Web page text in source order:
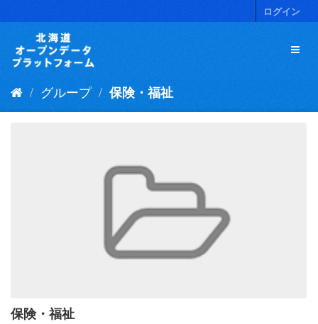
キ
ログイン
グループ 保険・福祉
保険・福祉